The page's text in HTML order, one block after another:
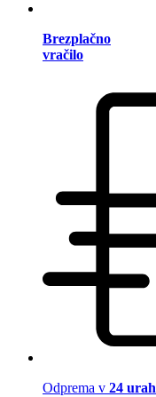
Brezplačno
vračilo
Odprema v 24 urah